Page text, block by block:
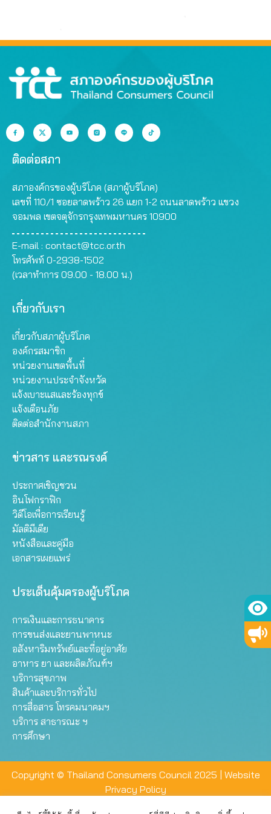
ติดต่อสภา
สภาองค์กรของผู้บริโภค (สภาผู้บริโภค)
เลขที่ 110/1 ซอยลาดพร้าว 26 แยก 1-2 ถนนลาดพร้าว แขวง
จอมพล เขตจตุจักรกรุงเทพมหานคร 10900
E-mail : contact@tcc.or.th
โทรศัพท์ 0-2938-1502
(เวลาทำการ 09.00 - 18.00 น.)
เกี่ยวกับเรา
เกี่ยวกับสภาผู้บริโภค
องค์กรสมาชิก
หน่วยงานเขตพื้นที่
หน่วยงานประจำจังหวัด
แจ้งเบาะแสและร้องทุกข์
แจ้งเตือนภัย
ติดต่อสำนักงานสภา
ข่าวสาร และรณรงค์
ประกาศเชิญชวน
อินโฟกราฟิก
วิดีโอเพื่อการเรียนรู้
มัลติมีเดีย
หนังสือและคู่มือ
เอกสารเผยแพร่
ประเด็นคุ้มครองผู้บริโภค
การเงินและการธนาคาร
การขนส่งและยานพาหนะ
อสังหาริมทรัพย์และที่อยู่อาศัย
อาหาร ยา และผลิตภัณฑ์ฯ
บริการสุขภาพ
สินค้าและบริการทั่วไป
การสื่อสาร โทรคมนาคมฯ
บริการ สาธารณะ ฯ
การศึกษา
Copyright © Thailand Consumers Council 2025 | Website
Privacy Policy